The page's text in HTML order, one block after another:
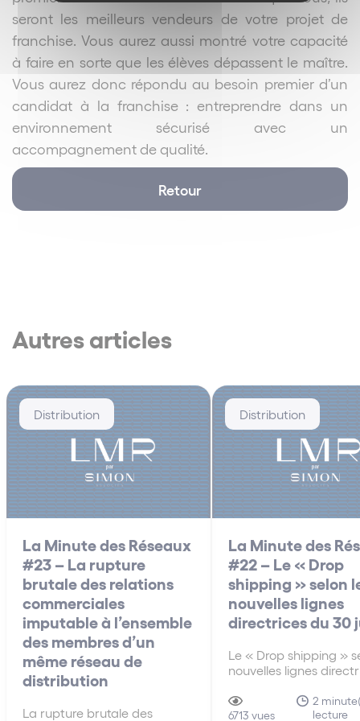
seront les meilleurs vendeurs de votre projet de
franchise. Vous aurez aussi montré votre capacité
à faire en sorte que les élèves dépassent le maître.
Vous aurez donc répondu au besoin premier d’un
candidat à la franchise : entreprendre dans un
environnement sécurisé avec un
accompagnement de qualité.
Retour
Autres articles
Distribution
La Minute des Réseaux
#23 – La rupture
brutale des relations
commerciales
imputable à l’ensemble
des membres d’un
même réseau de
distribution
La rupture brutale des
Distribution
La Minute des
#22 – Le « Drop
shipping » selon
nouvelles lignes
directrices du 30
Le « Drop shipping »
nouvelles lignes
anciennes lignes
de 2010, les nouvelles
6713 vues
2
lecture